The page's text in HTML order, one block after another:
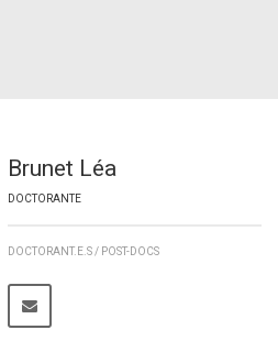
Brunet Léa
DOCTORANTE
DOCTORANT.E.S / POST-DOCS